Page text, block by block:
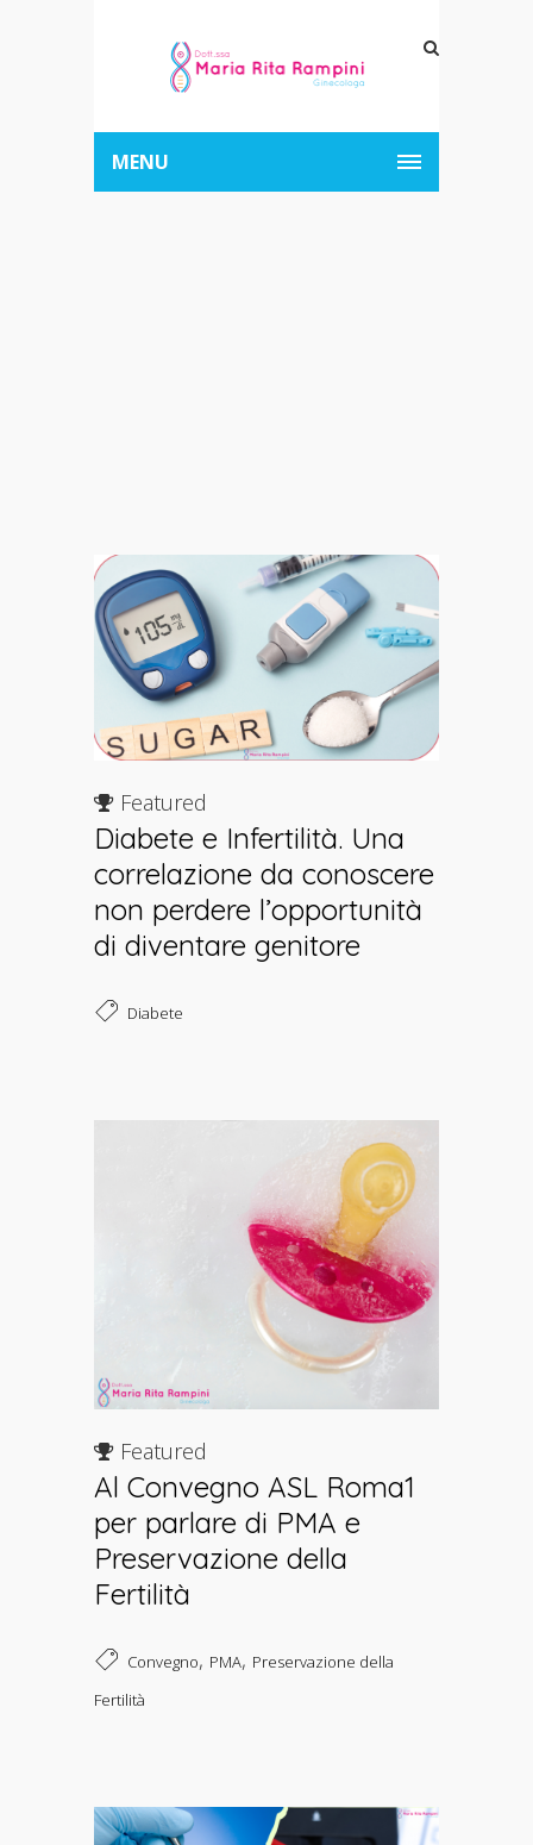
MENU
Featured
Diabete e Infertilità. Una
correlazione da conoscere
non perdere l’opportunità
di diventare genitore
Diabete
Featured
Al Convegno ASL Roma1
per parlare di PMA e
Preservazione della
Fertilità
Convegno, PMA, Preservazione della
Fertilità